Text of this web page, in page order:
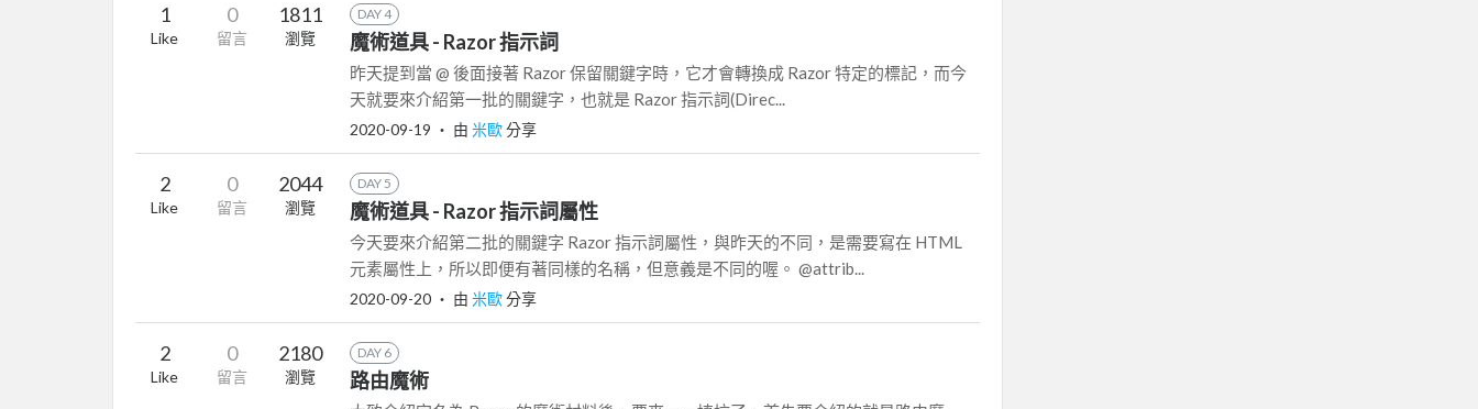
1
Like
0
留言
1811
瀏覽
DAY 4
魔術道具 - Razor 指示詞
昨天提到當 @ 後面接著 Razor 保留關鍵字時，它才會轉換成 Razor 特定的標記，而今
天就要來介紹第一批的關鍵字，也就是 Razor 指示詞(Direc...
2020-09-19 ‧ 由 米歐分享
2
Like
0
留言
2044
瀏覽
DAY 5
魔術道具 - Razor 指示詞屬性
今天要來介紹第二批的關鍵字 Razor 指示詞屬性，與昨天的不同，是需要寫在 HTML
元素屬性上，所以即便有著同樣的名稱，但意義是不同的喔。 @attrib...
2020-09-20 ‧ 由 米歐分享
2
Like
0
留言
2180
瀏覽
DAY 6
路由魔術